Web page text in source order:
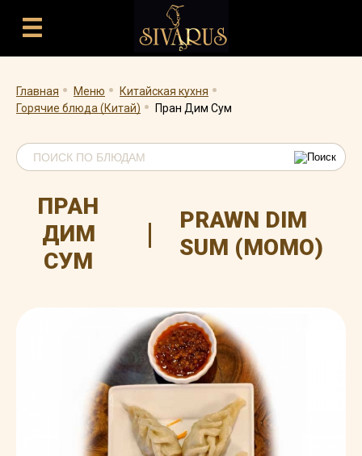
Главная . Меню . Китайская кухня .
Горячие блюда (Китай). Пран Дим Сум
ПРАН
ДИМ
СУМ
|
PRAWN DIM
SUM (MOMO)